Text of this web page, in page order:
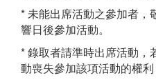
* 未能出席活動之參加者，
響日後參加活動。
* 錄取者請準時出席活動，
動喪失參加該項活動的權利